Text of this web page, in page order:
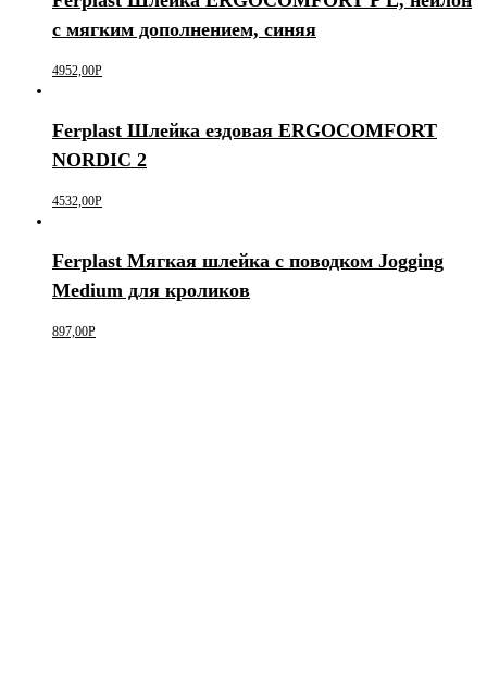
с мягким дополнением, синяя
4952,00Р
Ferplast Шлейка ездовая ERGOCOMFORT
NORDIC 2
4532,00Р
Ferplast Мягкая шлейка с поводком Jogging
Medium для кроликов
897,00Р